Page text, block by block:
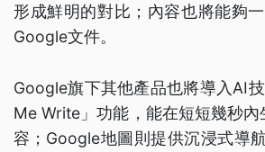
形成鮮明的對比；內容也將能夠
Google文件。
Google旗下其他產品也將導入AI
Me Write」功能，能在短短幾秒
容；Google地圖則提供沉浸式導